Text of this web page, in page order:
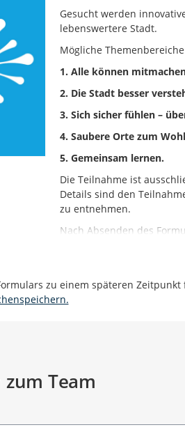
Gesucht werden
lebenswertere Stadt.
Mögliche
1. Alle können
2. Die Stadt besser
3. Sich sicher fühlen –
4. Saubere Orte zum
5. Gemeinsam lernen.
Die Teilnahme ist
Details sind den
zu entnehmen.
Nach Absenden des
eingereichten Formulars
diesem Text, macht
zu einem späteren
Team